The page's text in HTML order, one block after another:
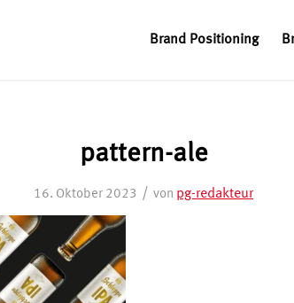
Brand Positioning
pattern-ale
16. Oktober 2023 / von pg-redakteur